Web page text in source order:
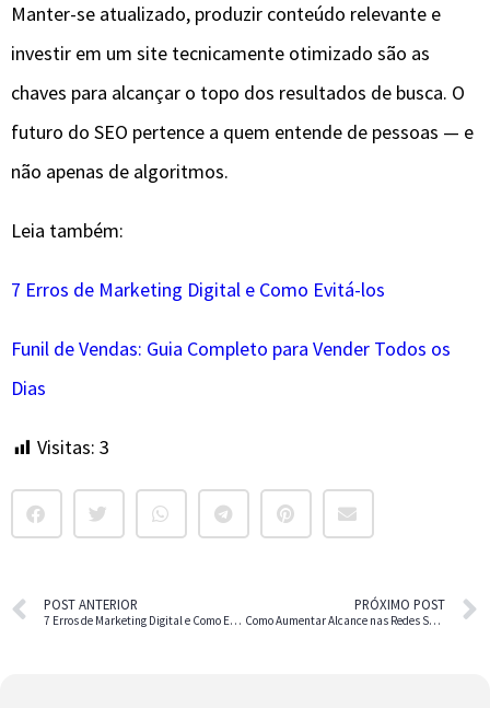
Manter-se atualizado, produzir conteúdo relevante e
investir em um site tecnicamente otimizado são as
chaves para alcançar o topo dos resultados de busca. O
futuro do SEO pertence a quem entende de pessoas — e
não apenas de algoritmos.
Leia também:
7 Erros de Marketing Digital e Como Evitá-los
Funil de Vendas: Guia Completo para Vender Todos os
Dias
Visitas: 3
POST ANTERIOR
7 Erros de Marketing Digital e Como Evitá-los
PRÓXIMO POST
Como Aumentar Alcance nas Redes Sociais Sem Gastar Muito